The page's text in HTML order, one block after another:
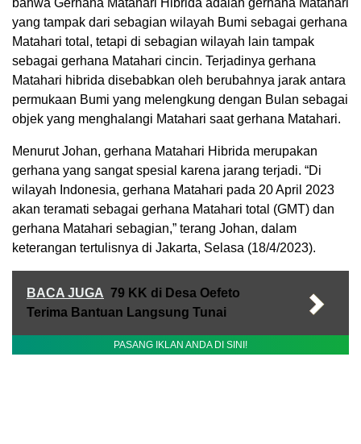
yang tampak dari sebagian wilayah Bumi sebagai gerhana
Matahari total, tetapi di sebagian wilayah lain tampak
sebagai gerhana Matahari cincin. Terjadinya gerhana
Matahari hibrida disebabkan oleh berubahnya jarak antara
permukaan Bumi yang melengkung dengan Bulan sebagai
objek yang menghalangi Matahari saat gerhana Matahari.
Menurut Johan, gerhana Matahari Hibrida merupakan
gerhana yang sangat spesial karena jarang terjadi. “Di
wilayah Indonesia, gerhana Matahari pada 20 April 2023
akan teramati sebagai gerhana Matahari total (GMT) dan
gerhana Matahari sebagian,” terang Johan, dalam
keterangan tertulisnya di Jakarta, Selasa (18/4/2023).
BACA JUGA 79 KK di Desa Oefeto
Terima Bantuan Langsung Tunai
PASANG IKLAN ANDA DI SINI!